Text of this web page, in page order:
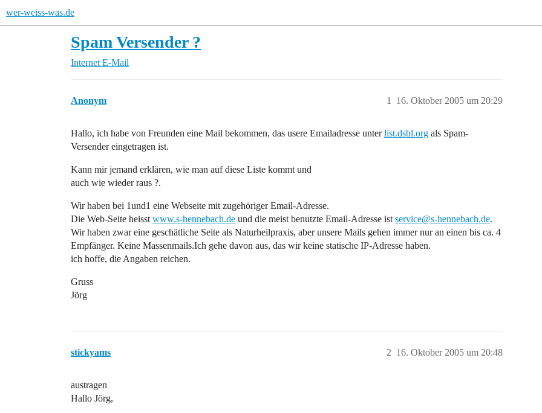
wer-weiss-was.de
Spam Versender ?
Internet E-Mail
Anonym 16. Oktober 2005 um 20:29
1
Hallo, ich habe von Freunden eine Mail bekommen, das usere Emailadresse unterlist.dsbl.org als Spam-
Versender eingetragen ist.
Kann mir jemand erklären, wie man auf diese Liste kommt und
auch wie wieder raus ?.
Wir haben bei 1und1 eine Webseite mit zugehöriger Email-Adresse.
Die Web-Seite heisst www.s-hennebach.de und die meist benutzte Email-Adresse ist service@s-hennebach.de.
Wir haben zwar eine geschätliche Seite als Naturheilpraxis, aber unsere Mails gehen immer nur an einen bis ca. 4
Empfänger. Keine Massenmails.Ich gehe davon aus, das wir keine statische IP-Adresse haben.
ich hoffe, die Angaben reichen.
Gruss
Jörg
stickyams 16. Oktober 2005 um 20:48
2
austragen
Hallo Jörg,